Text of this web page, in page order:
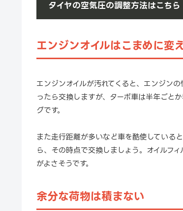
タイヤの空気圧の調整方法はこちら
エンジンオイルはこまめに変
エンジンオイルが汚れてくると、エンジン
ったら交換しますが、ターボ車は半年ごと
グです。
また走行距離が多いなど車を酷使している
ら、その時点で交換しましょう。オイルフ
がよさそうです。
余分な荷物は積まない